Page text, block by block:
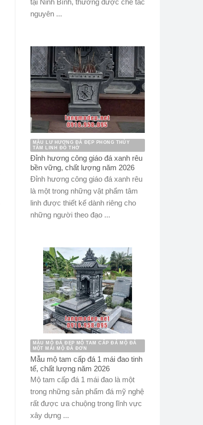
tại Ninh Bình, thường được chế tác
nguyên ...
MẪU LƯ HƯƠNG ĐÁ ĐẸP PHONG THỦY
TÂM LINH ĐỒ THỜ
Đỉnh hương công giáo đá xanh rêu
bền vững, chất lượng năm 2026
Đỉnh hương công giáo đá xanh rêu
là một trong những vật phẩm tâm
linh được thiết kế dành riêng cho
những người theo đạo ...
MẪU MỘ ĐÁ ĐẸP MỘ TAM CẤP ĐÁ MỘ ĐÁ
MỘT MÁI MỘ ĐÁ ĐƠN
Mẫu mộ tam cấp đá 1 mái đao tinh
tế, chất lượng năm 2026
Mộ tam cấp đá 1 mái đao là một
trong những sản phẩm đá mỹ nghệ
rất được ưa chuộng trong lĩnh vực
xây dựng ...